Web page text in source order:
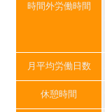
時間外労働時間
月平均労働日数
休憩時間